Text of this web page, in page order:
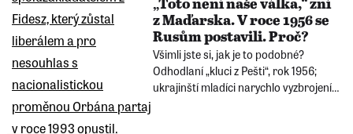
„Toto není naše válka,“ zní
z Maďarska. V roce 1956 se
Rusům postavili. Proč?
Všimli jste si, jak je to podobné?
Odhodlaní „kluci z Pešti“, rok 1956;
ukrajinští mladíci narychlo vyzbrojení